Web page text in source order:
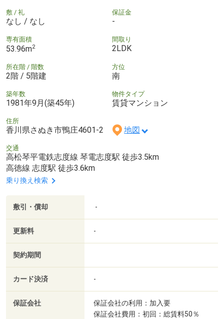
敷 / 礼
なし / なし
保証金
-
専有面積
53.96m2
間取り
2LDK
所在階 / 階数
2階 / 5階建
方位
南
築年数
1981年9月(築45年)
物件タイプ
賃貸マンション
住所
香川県さぬき市鴨庄4601-2 地図
交通
高松琴平電鉄志度線 琴電志度駅 徒歩3.5km
高徳線 志度駅 徒歩3.6km
乗り換え検索
敷引・償却 -
更新料 -
契約期間
カード決済 -
保証会社
保証会社の利用：加入要
保証会社費用：初回：総賃料50％